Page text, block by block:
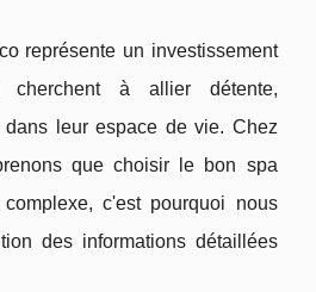
représente un investissement
à allier détente,
leur espace de vie. Chez
que choisir le bon spa
c'est pourquoi nous
des informations détaillées